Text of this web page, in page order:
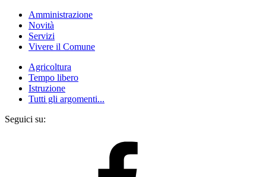
Amministrazione
Novità
Servizi
Vivere il Comune
Agricoltura
Tempo libero
Istruzione
Tutti gli argomenti...
Seguici su: